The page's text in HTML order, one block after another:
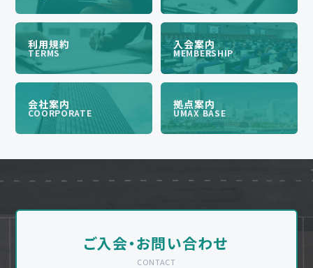
利用規約
TERMS
入会案内
MEMBERSHIP
会社案内
COORPORATE
拠点案内
UMAX BASE
ご入会・お問い合わせ
CONTACT